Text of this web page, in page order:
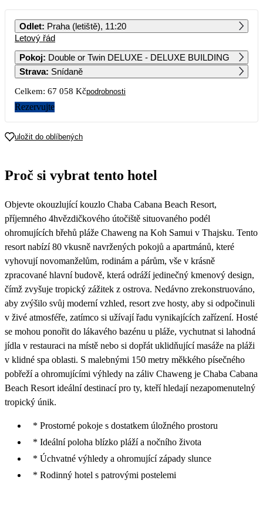
PO ÚT ST ČT PÁ SO NE
42 149 39 919
7 8
14
35 959
21
36 899
22
46 289
36 899 40 169 37 839
Odlet: Praha (letiště), 11:20
Letový řád
Pokoj: Double or Twin DELUXE - DELUXE BUILDING
Strava: Snídaně
Celkem: 67 058 Kčpodrobnosti
Rezervujte
uložit do oblíbených
Proč si vybrat tento hotel
Objevte okouzlující kouzlo Chaba Cabana Beach Resort,
příjemného 4hvězdičkového útočiště situovaného podél
ohromujících břehů pláže Chaweng na Koh Samui v Thajsku. Tento
resort nabízí 80 vkusně navržených pokojů a apartmánů, které
vyhovují novomanželům, rodinám a párům, vše v krásně
zpracované hlavní budově, která odráží jedinečný kmenový design,
čímž zvyšuje tropický zážitek z ostrova. Nedávno zrekonstruováno,
aby zvýšilo svůj moderní vzhled, resort zve hosty, aby si odpočinuli
v živé atmosféře, zatímco si užívají řadu vynikajících zařízení. Hosté
se mohou ponořit do lákavého bazénu u pláže, vychutnat si lahodná
jídla v restauraci na místě nebo si dopřát uklidňující masáže na pláži
v klidné spa oblasti. S malebnými 150 metry měkkého písečného
pobřeží a ohromujícími výhledy na záliv Chaweng je Chaba Cabana
Beach Resort ideální destinací pro ty, kteří hledají nezapomenutelný
tropický únik.
* Prostorné pokoje s dostatkem úložného prostoru
* Ideální poloha blízko pláží a nočního života
* Úchvatné výhledy a ohromující západy slunce
* Rodinný hotel s patrovými postelemi